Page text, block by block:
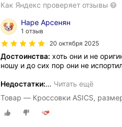
Как Яндекс проверяет отзывы
Наре Арсенян
1 отзыв
20 октября 2025
Достоинства: хоть они и не
ношу и до сих пор они не
Недостатки:… Читать ещё
Товар — Кроссовки ASICS,